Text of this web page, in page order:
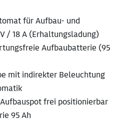
für Aufbau- und
/ 18 A (Erhaltungsladung)
Aufbaubatterie (95
mit indirekter Beleuchtung
frei positionierbar
95 Ah